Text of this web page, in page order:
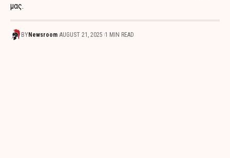
μας.
BY Newsroom AUGUST 21, 2025 1 MIN READ